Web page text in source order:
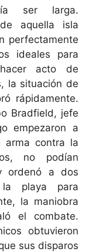
ser larga.
aquella isla
perfectamente
ideales para
acto de
la situación de
rápidamente.
Bradfield, jefe
empezaron a
arma contra la
no podían
ordenó a dos
playa para
la maniobra
el combate.
obtuvieron
sus disparos